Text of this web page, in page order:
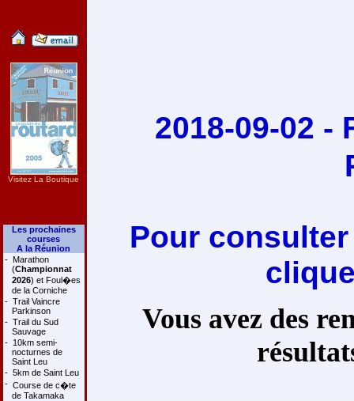
Visitez La Boutique
Les prochaines
courses
A la Réunion
- Marathon
(Championnat
2026) et Foul�es
de la Corniche
- Trail Vaincre
Parkinson
- Trail du Sud
Sauvage
- 10km semi-
nocturnes de
Saint Leu
- 5km de Saint Leu
- Course de c�te
de Takamaka
2018-09-02
Pour
Vous avez des